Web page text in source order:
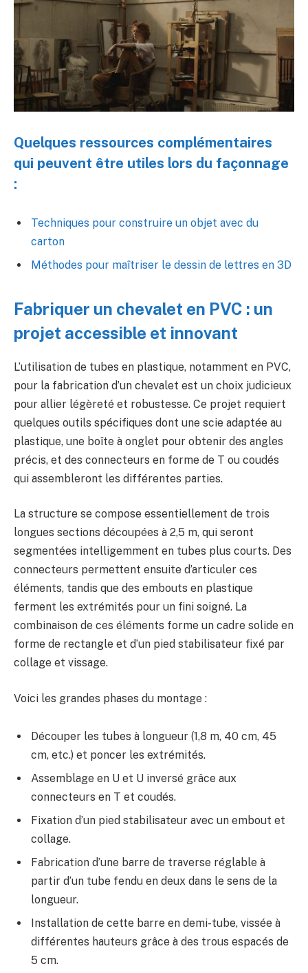
Quelques ressources complémentaires
qui peuvent être utiles lors du façonnage
:
Techniques pour construire un objet avec du
carton
Méthodes pour maîtriser le dessin de lettres en 3D
Fabriquer un chevalet en PVC : un
projet accessible et innovant
L’utilisation de tubes en plastique, notamment en PVC,
pour la fabrication d’un chevalet est un choix judicieux
pour allier légèreté et robustesse. Ce projet requiert
quelques outils spécifiques dont une scie adaptée au
plastique, une boîte à onglet pour obtenir des angles
précis, et des connecteurs en forme de T ou coudés
qui assembleront les différentes parties.
La structure se compose essentiellement de trois
longues sections découpées à 2,5 m, qui seront
segmentées intelligemment en tubes plus courts. Des
connecteurs permettent ensuite d’articuler ces
éléments, tandis que des embouts en plastique
ferment les extrémités pour un fini soigné. La
combinaison de ces éléments forme un cadre solide en
forme de rectangle et d’un pied stabilisateur fixé par
collage et vissage.
Voici les grandes phases du montage :
Découper les tubes à longueur (1,8 m, 40 cm, 45
cm, etc.) et poncer les extrémités.
Assemblage en U et U inversé grâce aux
connecteurs en T et coudés.
Fixation d’un pied stabilisateur avec un embout et
collage.
Fabrication d’une barre de traverse réglable à
partir d’un tube fendu en deux dans le sens de la
longueur.
Installation de cette barre en demi-tube, vissée à
différentes hauteurs grâce à des trous espacés de
5 cm.